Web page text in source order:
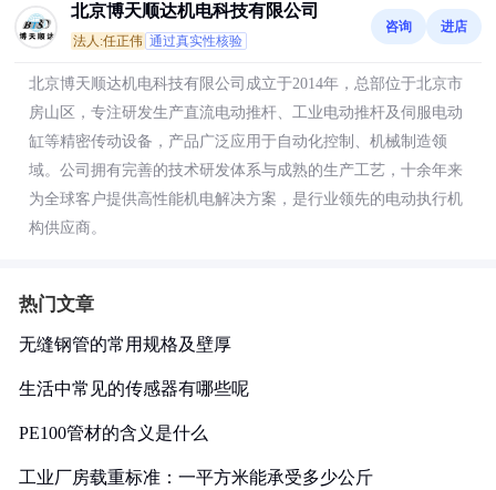
北京博天顺达机电科技有限公司
法人:任正伟 通过真实性核验
咨询 进店
北京博天顺达机电科技有限公司成立于2014年，总部位于北京市
房山区，专注研发生产直流电动推杆、工业电动推杆及伺服电动
缸等精密传动设备，产品广泛应用于自动化控制、机械制造领
域。公司拥有完善的技术研发体系与成熟的生产工艺，十余年来
为全球客户提供高性能机电解决方案，是行业领先的电动执行机
构供应商。
热门文章
无缝钢管的常用规格及壁厚
生活中常见的传感器有哪些呢
PE100管材的含义是什么
工业厂房载重标准：一平方米能承受多少公斤